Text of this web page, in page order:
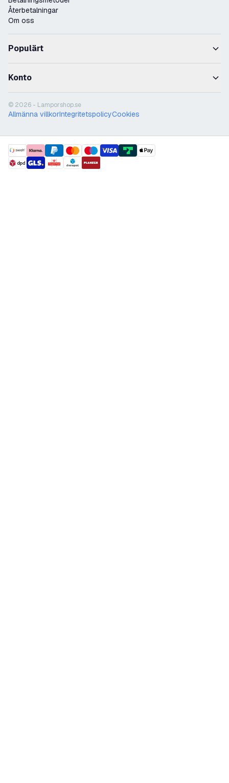
Återbetalningar
Om oss
Populärt
Konto
© 2026 - Lamporshop.se
Allmänna villkorIntegritetspolicyCookies
payment methods
shipment methods